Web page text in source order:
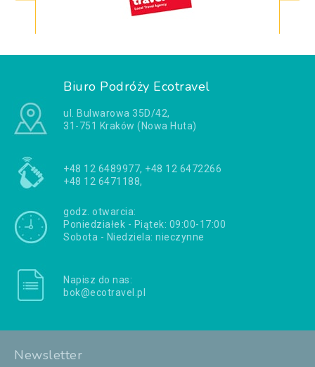
Biuro Podróży Ecotravel
ul. Bulwarowa 35D/42,
31-751 Kraków (Nowa Huta)
+48 12 6489977, +48 12 6472266
+48 12 6471188,
godz. otwarcia:
Poniedziałek - Piątek: 09:00-17:00
Sobota - Niedziela: nieczynne
Napisz do nas:
bok@ecotravel.pl
Newsletter